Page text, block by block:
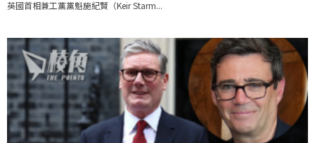
英國首相兼工黨黨魁施紀賢（Keir Starm...